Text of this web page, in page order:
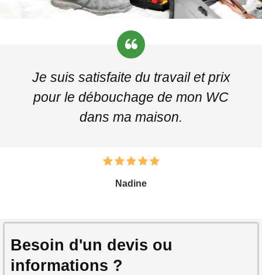
Je suis satisfaite du travail et prix
pour le débouchage de mon WC
dans ma maison.
Nadine
Besoin d'un devis ou
informations ?